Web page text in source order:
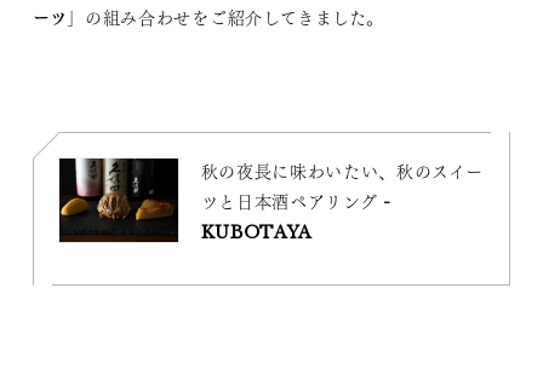
ーツ 」の組み合わせをご紹介してきました。
秋の夜長に味わいたい、秋のスイー
ツと日本酒ペアリング -
KUBOTAYA